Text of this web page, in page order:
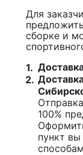
Для
сборке и
1.
2.
100%
пункт